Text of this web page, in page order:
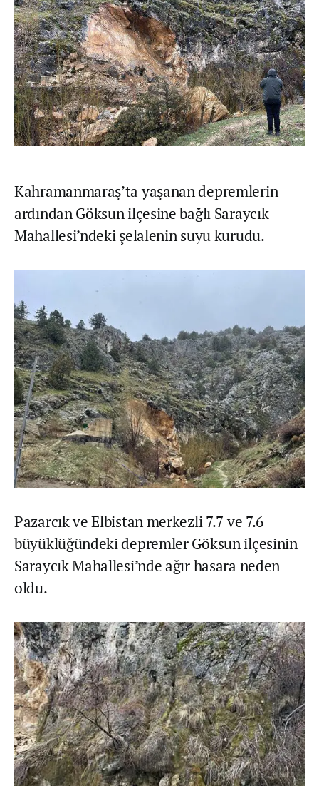
Kahramanmaraş’ta yaşanan depremlerin
ardından Göksun ilçesine bağlı Saraycık
Mahallesi’ndeki şelalenin suyu kurudu.
Pazarcık ve Elbistan merkezli 7.7 ve 7.6
büyüklüğündeki depremler Göksun ilçesinin
Saraycık Mahallesi’nde ağır hasara neden
oldu.